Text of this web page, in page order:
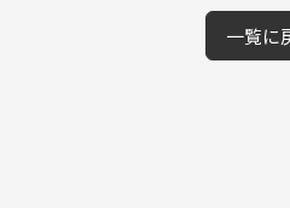
一覧に